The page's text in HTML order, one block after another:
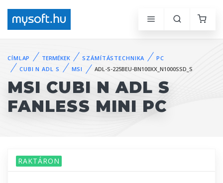
CÍMLAP TERMÉKEK SZÁMÍTÁSTECHNIKA
PC
CUBI N ADL S
MSI ADL-S-225BEU-BN100XX_N1000SSD_S
MSI CUBI N ADL S
FANLESS MINI PC
RAKTÁRON